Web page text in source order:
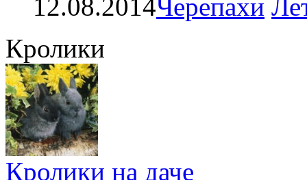
12.08.2014Черепахи
Кролики
Кролики на даче